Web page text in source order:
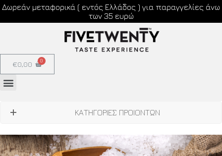
Δωρεάν μεταφορικά ( εντός Ελλάδος ) για παραγγελίες άνω
των 35 ευρώ
€0,00
ΚΑΤΗΓΟΡΙΕΣ ΠΡΟΙΟΝΤΩΝ
22/07/2020